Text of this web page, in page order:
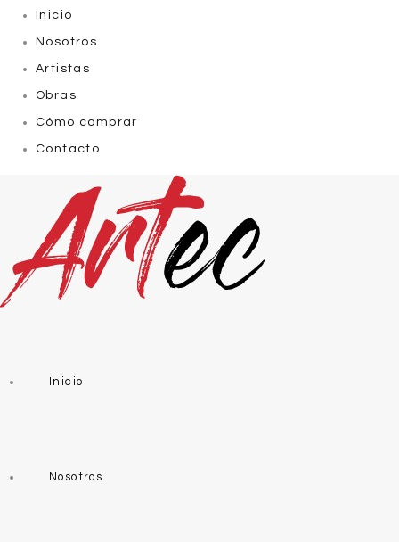
Inicio
Nosotros
Artistas
Obras
Cómo comprar
Contacto
Inicio
Nosotros